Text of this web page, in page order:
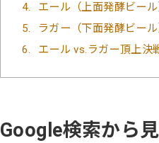
4
エール（上面発酵ビー
5
ラガー（下面発酵ビー
6
エール vs.ラガー頂上決
Google検索から